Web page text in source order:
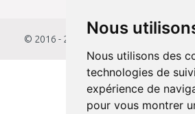
Nous
Nous utilisons des
technologies de
expérience de
pour vous montrer
© 2016 - 2026